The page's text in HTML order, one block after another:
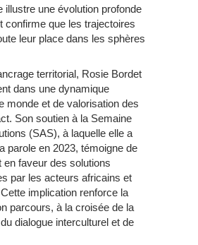
illustre une évolution profonde
confirme que les trajectoires
leur place dans les sphères
territorial, Rosie Bordet
dans une dynamique
monde et de valorisation des
Son soutien à la Semaine
(SAS), à laquelle elle a
parole en 2023, témoigne de
en faveur des solutions
par les acteurs africains et
implication renforce la
parcours, à la croisée de la
dialogue interculturel et de